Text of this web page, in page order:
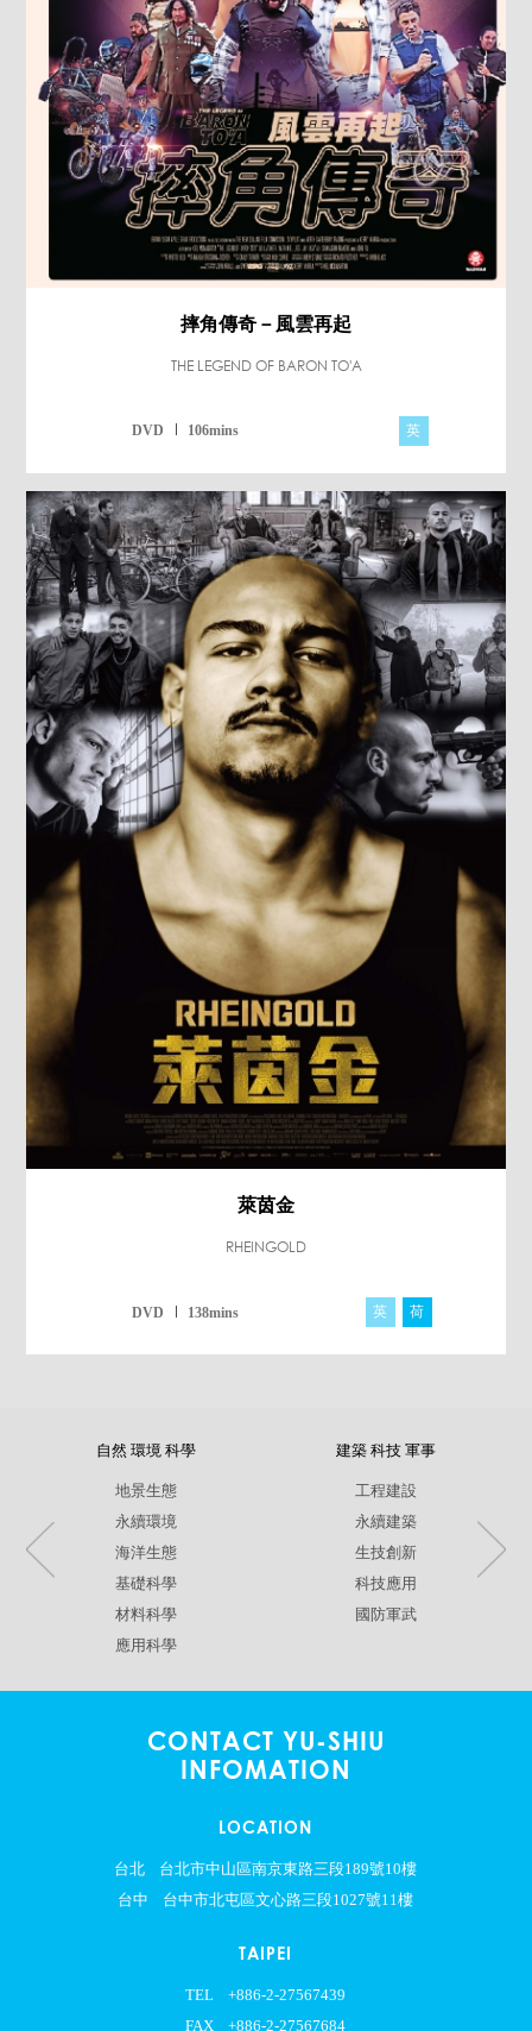
摔角傳奇－風雲再起
THE LEGEND OF BARON TO'A
DVD 106mins 英
萊茵金
RHEINGOLD
DVD 138mins 英 荷
自然 環境 科學
地景生態
永續環境
海洋生態
基礎科學
材料科學
應用科學
建築 科技 軍事
工程建設
永續建築
生技創新
科技應用
國防軍武
CONTACT YU-SHIU
INFOMATION
LOCATION
台北
台北市中山區南京東路三段189號10樓
台中
台中市北屯區文心路三段1027號11樓
TAIPEI
TEL
+886-2-27567439
FAX
+886-2-27567684